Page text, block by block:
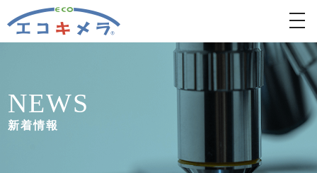
NEWS
新着情報